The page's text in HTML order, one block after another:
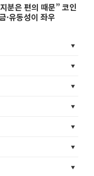
분은 편의 때문” 코인
·유동성이 좌우